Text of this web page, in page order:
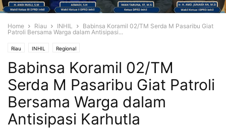
Home Riau INHIL
Babinsa Koramil 02/TM Serda M Pasaribu Giat
Patroli Bersama Warga dalam Antisipasi...
Riau INHIL Regional
Babinsa Koramil 02/TM
Serda M Pasaribu Giat Patroli
Bersama Warga dalam
Antisipasi Karhutla